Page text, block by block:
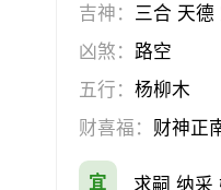
吉神： 三合 天德
凶煞： 路空
五行：杨柳木
财喜福： 财神正
宜 求嗣 纳采